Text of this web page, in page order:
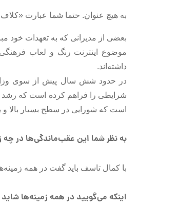
به هیچ عنوان. حتما شما عبارت
بعضی از مدیرانی که به تعهدات خود
موضوع اینترنت رنگ و لعاب
داشته‌اند.
شرایطی را فراهم کرده است که رشد
است که شورایی در سطح بسیار بالا و
به نظر شما این عقب‌ماندگی‌ها در
با کمال تاسف باید گفت در همه
اینکه می‌گویید در همه زمینه‌ها شاید